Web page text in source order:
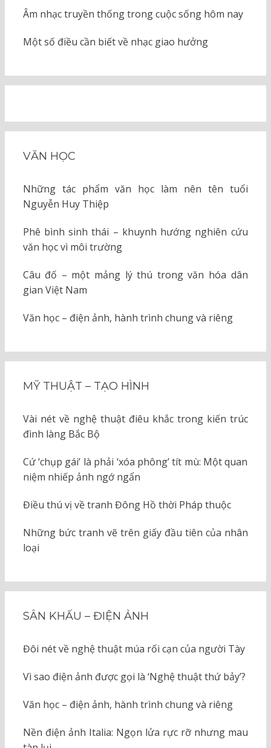
Âm nhạc truyền thống trong cuộc sống hôm nay
Một số điều cần biết về nhạc giao hưởng
VĂN HỌC
Những tác phẩm văn học làm nên tên tuổi
Nguyễn Huy Thiệp
Phê bình sinh thái – khuynh hướng nghiên cứu
văn học vì môi trường
Câu đố – một mảng lý thú trong văn hóa dân
gian Việt Nam
Văn học – điện ảnh, hành trình chung và riêng
MỸ THUẬT – TẠO HÌNH
Vài nét về nghệ thuật điêu khắc trong kiến trúc
đình làng Bắc Bộ
Cứ ‘chụp gái’ là phải ‘xóa phông’ tít mù: Một quan
niệm nhiếp ảnh ngớ ngẩn
Điều thú vị về tranh Đông Hồ thời Pháp thuộc
Những bức tranh vẽ trên giấy đầu tiên của nhân
loại
SÂN KHẤU – ĐIỆN ẢNH
Đôi nét về nghệ thuật múa rối cạn của người Tày
Vì sao điện ảnh được gọi là ‘Nghệ thuật thứ bảy’?
Văn học – điện ảnh, hành trình chung và riêng
Nền điện ảnh Italia: Ngọn lửa rực rỡ nhưng mau